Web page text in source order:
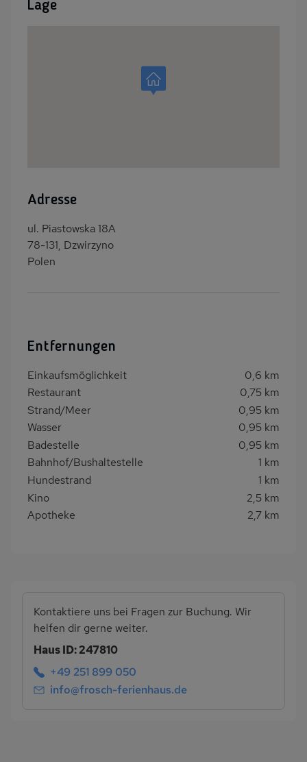
Lage
Adresse
ul. Piastowska 18A
78-131, Dzwirzyno
Polen
Entfernungen
Einkaufsmöglichkeit
0,6 km
Restaurant
0,75 km
Strand/Meer
0,95 km
Wasser
0,95 km
Badestelle
0,95 km
Bahnhof/Bushaltestelle
1 km
Hundestrand
1 km
Kino
2,5 km
Apotheke
2,7 km
Kontaktiere uns bei Fragen zur Buchung. Wir
helfen dir gerne weiter.
Haus ID: 247810
+49 251 899 050
info@frosch-ferienhaus.de